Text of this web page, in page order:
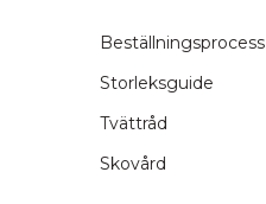
Beställningsprocess
Storleksguide
Tvättråd
Skovård